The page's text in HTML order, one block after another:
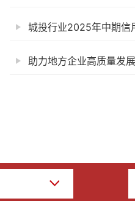
城投行业2025年中期信
助力地方企业高质量发